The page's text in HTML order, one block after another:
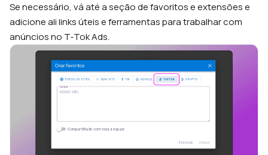
Se necessário, vá até a seção de favoritos e extensões e
adicione ali links úteis e ferramentas para trabalhar com
anúncios no T‑Tok Ads.